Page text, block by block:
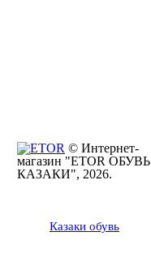
© Интернет-
магазин "ETOR ОБУВЬ
КАЗАКИ", 2026.
Казаки обувь